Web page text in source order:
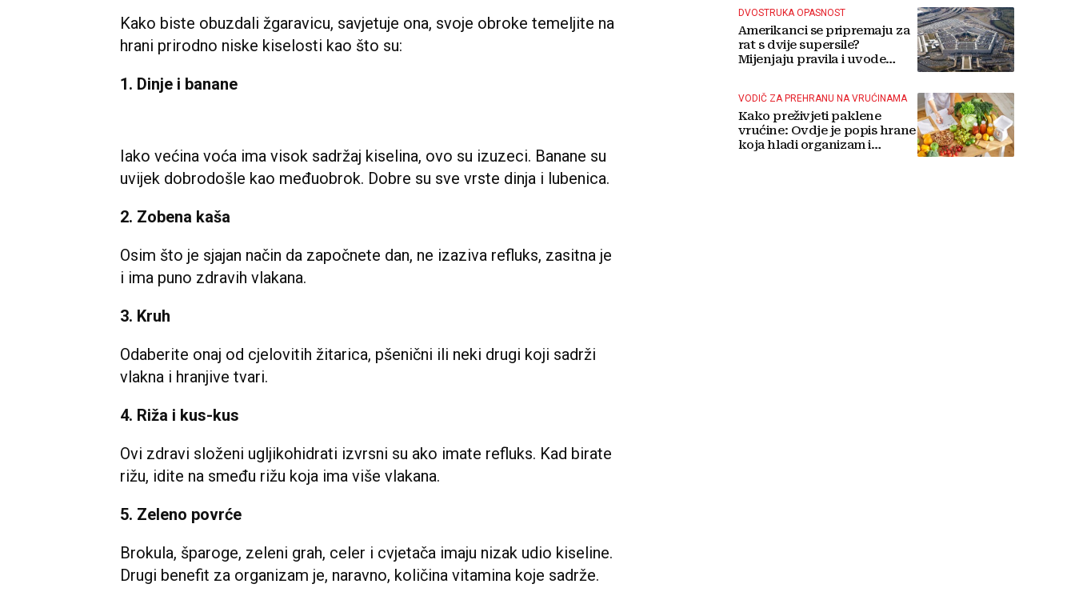
Kako biste obuzdali žgaravicu, savjetuje ona, svoje obroke temeljite na
hrani prirodno niske kiselosti kao što su:
1. Dinje i banane
Iako većina voća ima visok sadržaj kiselina, ovo su izuzeci. Banane su
uvijek dobrodošle kao međuobrok. Dobre su sve vrste dinja i lubenica.
2. Zobena kaša
Osim što je sjajan način da započnete dan, ne izaziva refluks, zasitna je
i ima puno zdravih vlakana.
3. Kruh
Odaberite onaj od cjelovitih žitarica, pšenični ili neki drugi koji sadrži
vlakna i hranjive tvari.
4. Riža i kus-kus
Ovi zdravi složeni ugljikohidrati izvrsni su ako imate refluks. Kad birate
rižu, idite na smeđu rižu koja ima više vlakana.
5. Zeleno povrće
Brokula, šparoge, zeleni grah, celer i cvjetača imaju nizak udio kiseline.
Drugi benefit za organizam je, naravno, količina vitamina koje sadrže.
DVOSTRUKA OPASNOST
Amerikanci se pripremaju za
rat s dvije supersile?
Mijenjaju pravila i uvode
VODIČ ZA PREHRANU NA VRUĆINAMA
Kako preživjeti paklene
vrućine: Ovdje je popis hrane
koja hladi organizam i